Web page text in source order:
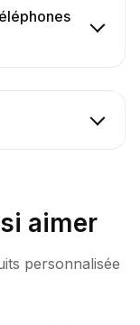
aimer
personnalisée